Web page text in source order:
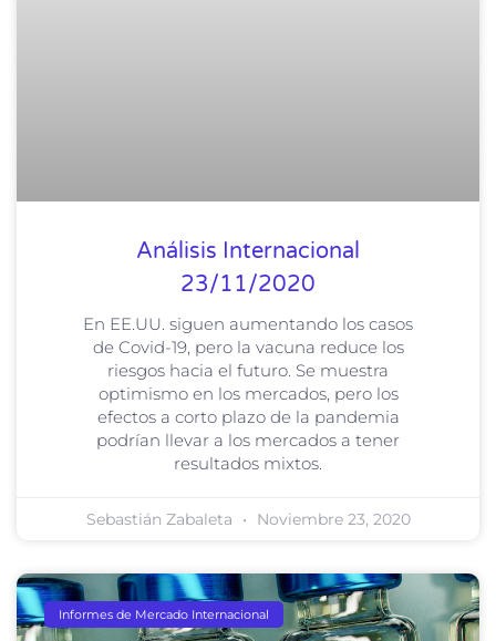
Análisis Internacional
23/11/2020
En EE.UU. siguen aumentando los casos
de Covid-19, pero la vacuna reduce los
riesgos hacia el futuro. Se muestra
optimismo en los mercados, pero los
efectos a corto plazo de la pandemia
podrían llevar a los mercados a tener
resultados mixtos.
Sebastián Zabaleta Noviembre 23, 2020
Informes de Mercado Internacional